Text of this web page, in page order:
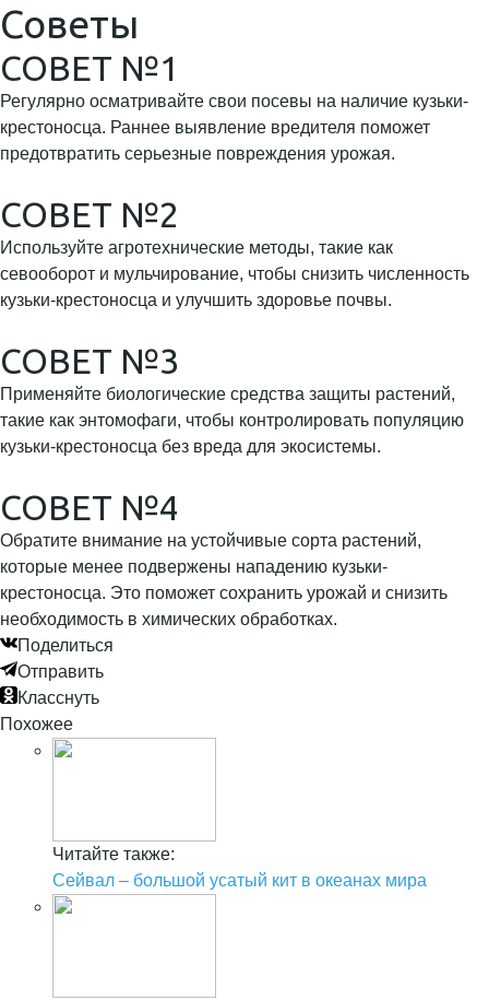
Советы
СОВЕТ №1
Регулярно осматривайте свои посевы на наличие кузьки-
крестоносца. Раннее выявление вредителя поможет
предотвратить серьезные повреждения урожая.
СОВЕТ №2
Используйте агротехнические методы, такие как
севооборот и мульчирование, чтобы снизить численность
кузьки-крестоносца и улучшить здоровье почвы.
СОВЕТ №3
Применяйте биологические средства защиты растений,
такие как энтомофаги, чтобы контролировать популяцию
кузьки-крестоносца без вреда для экосистемы.
СОВЕТ №4
Обратите внимание на устойчивые сорта растений,
которые менее подвержены нападению кузьки-
крестоносца. Это поможет сохранить урожай и снизить
необходимость в химических обработках.
Поделиться
Отправить
Класснуть
Похожее
Читайте также:
Сейвал – большой усатый кит в океанах мира